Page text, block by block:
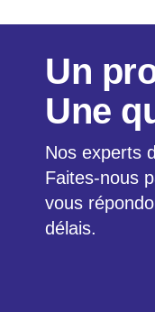
Un
Une
Nos experts
Faites-nous
vous
délais.